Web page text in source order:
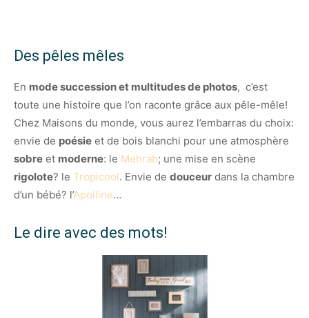
Des pêles mêles
En mode succession et multitudes de photos, c’est
toute une histoire que l’on raconte grâce aux pêle-mêle!
Chez Maisons du monde, vous aurez l’embarras du choix:
envie de poésie et de bois blanchi pour une atmosphère
sobre et moderne: le Mehrab; une mise en scène
rigolote? le Tropicool. Envie de douceur dans la chambre
d’un bébé? l’Apolline…
Le dire avec des mots!